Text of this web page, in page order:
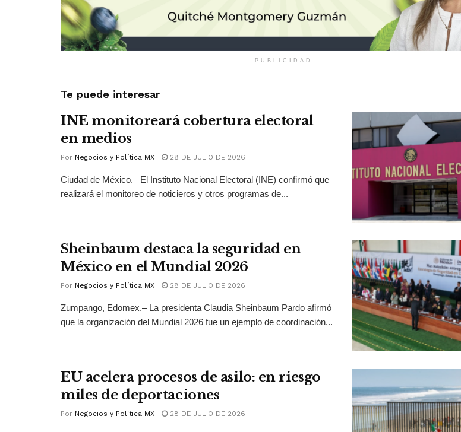
PUBLICIDAD
Te puede interesar
INE monitoreará cobertura electoral
en medios
Por Negocios y Política MX 28 DE JULIO DE 2026
Ciudad de México.– El Instituto Nacional Electoral (INE) confirmó que
realizará el monitoreo de noticieros y otros programas de...
Sheinbaum destaca la seguridad en
México en el Mundial 2026
Por Negocios y Política MX 28 DE JULIO DE 2026
Zumpango, Edomex.– La presidenta Claudia Sheinbaum Pardo afirmó
que la organización del Mundial 2026 fue un ejemplo de coordinación...
EU acelera procesos de asilo: en riesgo
miles de deportaciones
Por Negocios y Política MX 28 DE JULIO DE 2026